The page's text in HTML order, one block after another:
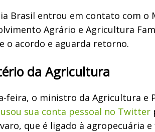
Brasil entrou em contato com o
Agrário e Agricultura
o acordo e aguarda retorno.
da Agricultura
feira, o ministro da Agricultura e
usou sua conta pessoal no Twitter
que é ligado à agropecuária